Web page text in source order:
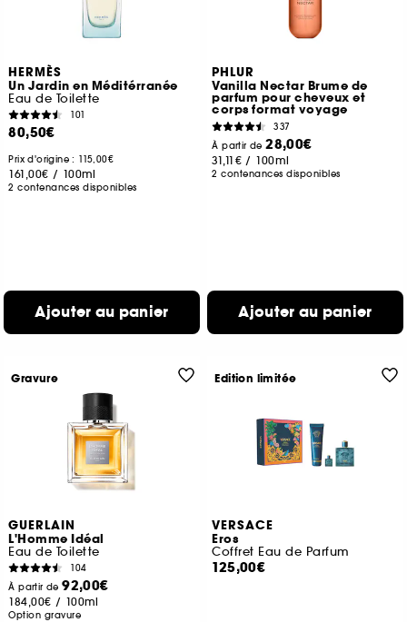
HERMÈS
Un Jardin en Méditérranée
Eau de Toilette
101
80,50€
Prix d'origine : 115,00€
161,00€ / 100ml
2 contenances disponibles
Ajouter au panier
PHLUR
Vanilla Nectar Brume de
parfum pour cheveux et
corps format voyage
337
À partir de28,00€
31,11€ / 100ml
2 contenances disponibles
Ajouter au panier
GUERLAIN
L'Homme Idéal
Eau de Toilette
104
À partir de92,00€
184,00€ / 100ml
Option gravure
Gravure
VERSACE
Eros
Coffret Eau de Parfum
125,00€
Edition limitée